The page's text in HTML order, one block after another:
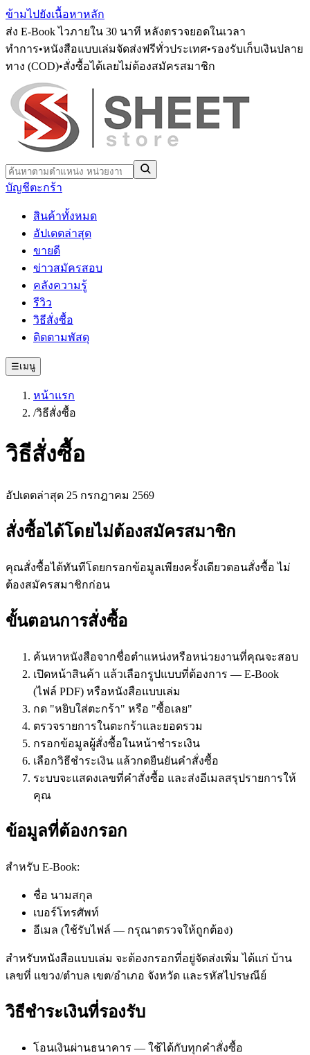
ข้ามไปยังเนื้อหาหลัก
ส่ง E-Book ไวภายใน 30 นาที หลังตรวจยอดในเวลา
ทำการ•หนังสือแบบเล่มจัดส่งฟรีทั่วประเทศ•รองรับเก็บเงินปลาย
ทาง (COD)•สั่งซื้อได้เลยไม่ต้องสมัครสมาชิก
บัญชีตะกร้า
สินค้าทั้งหมด
อัปเดตล่าสุด
ขายดี
ข่าวสมัครสอบ
คลังความรู้
รีวิว
วิธีสั่งซื้อ
ติดตามพัสดุ
☰เมนู
หน้าแรก
/วิธีสั่งซื้อ
วิธีสั่งซื้อ
อัปเดตล่าสุด 25 กรกฎาคม 2569
สั่งซื้อได้โดยไม่ต้องสมัครสมาชิก
คุณสั่งซื้อได้ทันทีโดยกรอกข้อมูลเพียงครั้งเดียวตอนสั่งซื้อ ไม่
ต้องสมัครสมาชิกก่อน
ขั้นตอนการสั่งซื้อ
ค้นหาหนังสือจากชื่อตำแหน่งหรือหน่วยงานที่คุณจะสอบ
เปิดหน้าสินค้า แล้วเลือกรูปแบบที่ต้องการ — E-Book
(ไฟล์ PDF) หรือหนังสือแบบเล่ม
กด "หยิบใส่ตะกร้า" หรือ "ซื้อเลย"
ตรวจรายการในตะกร้าและยอดรวม
กรอกข้อมูลผู้สั่งซื้อในหน้าชำระเงิน
เลือกวิธีชำระเงิน แล้วกดยืนยันคำสั่งซื้อ
ระบบจะแสดงเลขที่คำสั่งซื้อ และส่งอีเมลสรุปรายการให้
คุณ
ข้อมูลที่ต้องกรอก
สำหรับ E-Book:
ชื่อ นามสกุล
เบอร์โทรศัพท์
อีเมล (ใช้รับไฟล์ — กรุณาตรวจให้ถูกต้อง)
สำหรับหนังสือแบบเล่ม จะต้องกรอกที่อยู่จัดส่งเพิ่ม ได้แก่ บ้าน
เลขที่ แขวง/ตำบล เขต/อำเภอ จังหวัด และรหัสไปรษณีย์
วิธีชำระเงินที่รองรับ
โอนเงินผ่านธนาคาร — ใช้ได้กับทุกคำสั่งซื้อ